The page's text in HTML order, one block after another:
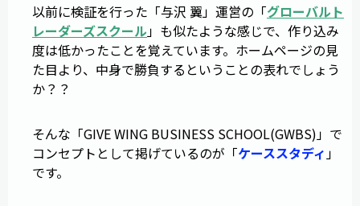
以前に検証を行った「与沢 翼」運営の「グローバルト
レーダーズスクール 」も似たような感じで、作り込み
度は低かったことを覚えています。ホームページの見
た目より、中身で勝負するということの表れでしょう
か？？
そんな「GIVE WING BUSINESS SCHOOL(GWBS)」で
コンセプトとして掲げているのが「ケーススタディ 」
です。